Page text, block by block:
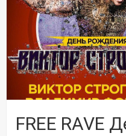
FREE RAVE